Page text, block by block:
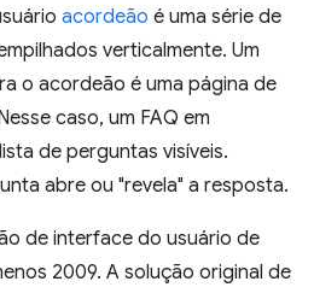
acordeão é uma série de
verticalmente. Um
o acordeão é uma página de
caso, um FAQ em
de perguntas visíveis.
abre ou "revela" a resposta.
de interface do usuário de
2009. A solução original de